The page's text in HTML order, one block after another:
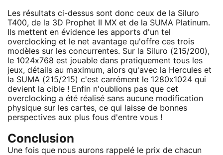
Les résultats ci-dessus sont donc ceux de la Siluro
T400, de la 3D Prophet II MX et de la SUMA Platinum.
Ils mettent en évidence les apports d'un tel
overclocking et le net avantage qu'offre ces trois
modèles sur les concurrentes. Sur la Siluro (215/200),
le 1024x768 est jouable dans pratiquement tous les
jeux, détails au maximum, alors qu'avec la Hercules et
la SUMA (215/215) c'est carrément le 1280x1024 qui
devient la cible ! Enfin n'oublions pas que cet
overclocking a été réalisé sans aucune modification
physique sur les cartes, ce qui laisse de bonnes
perspectives aux plus fous d'entre vous !
Conclusion
Une fois que nous aurons rappelé le prix de chacun